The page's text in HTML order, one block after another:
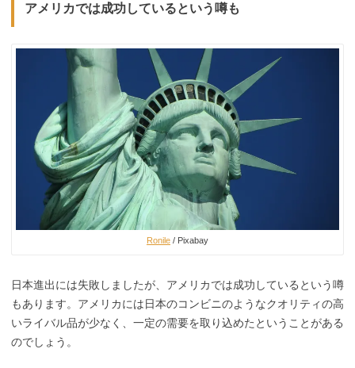
アメリカでは成功しているという噂も
Ronile / Pixabay
日本進出には失敗しましたが、アメリカでは成功しているという噂
もあります。アメリカには日本のコンビニのようなクオリティの高
いライバル品が少なく、一定の需要を取り込めたということがある
のでしょう。